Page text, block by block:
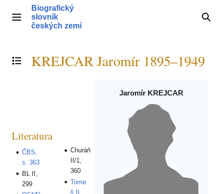
obsahHlavní menu
Biografický
slovník
českých zemí
Přepnout obsah
KREJCAR Jaromír 1895–1949
Jaromír KREJCAR
Literatura
ČBS,
s. 363
BL II,
299
Churáň
II/1,
360
Tome
š II,